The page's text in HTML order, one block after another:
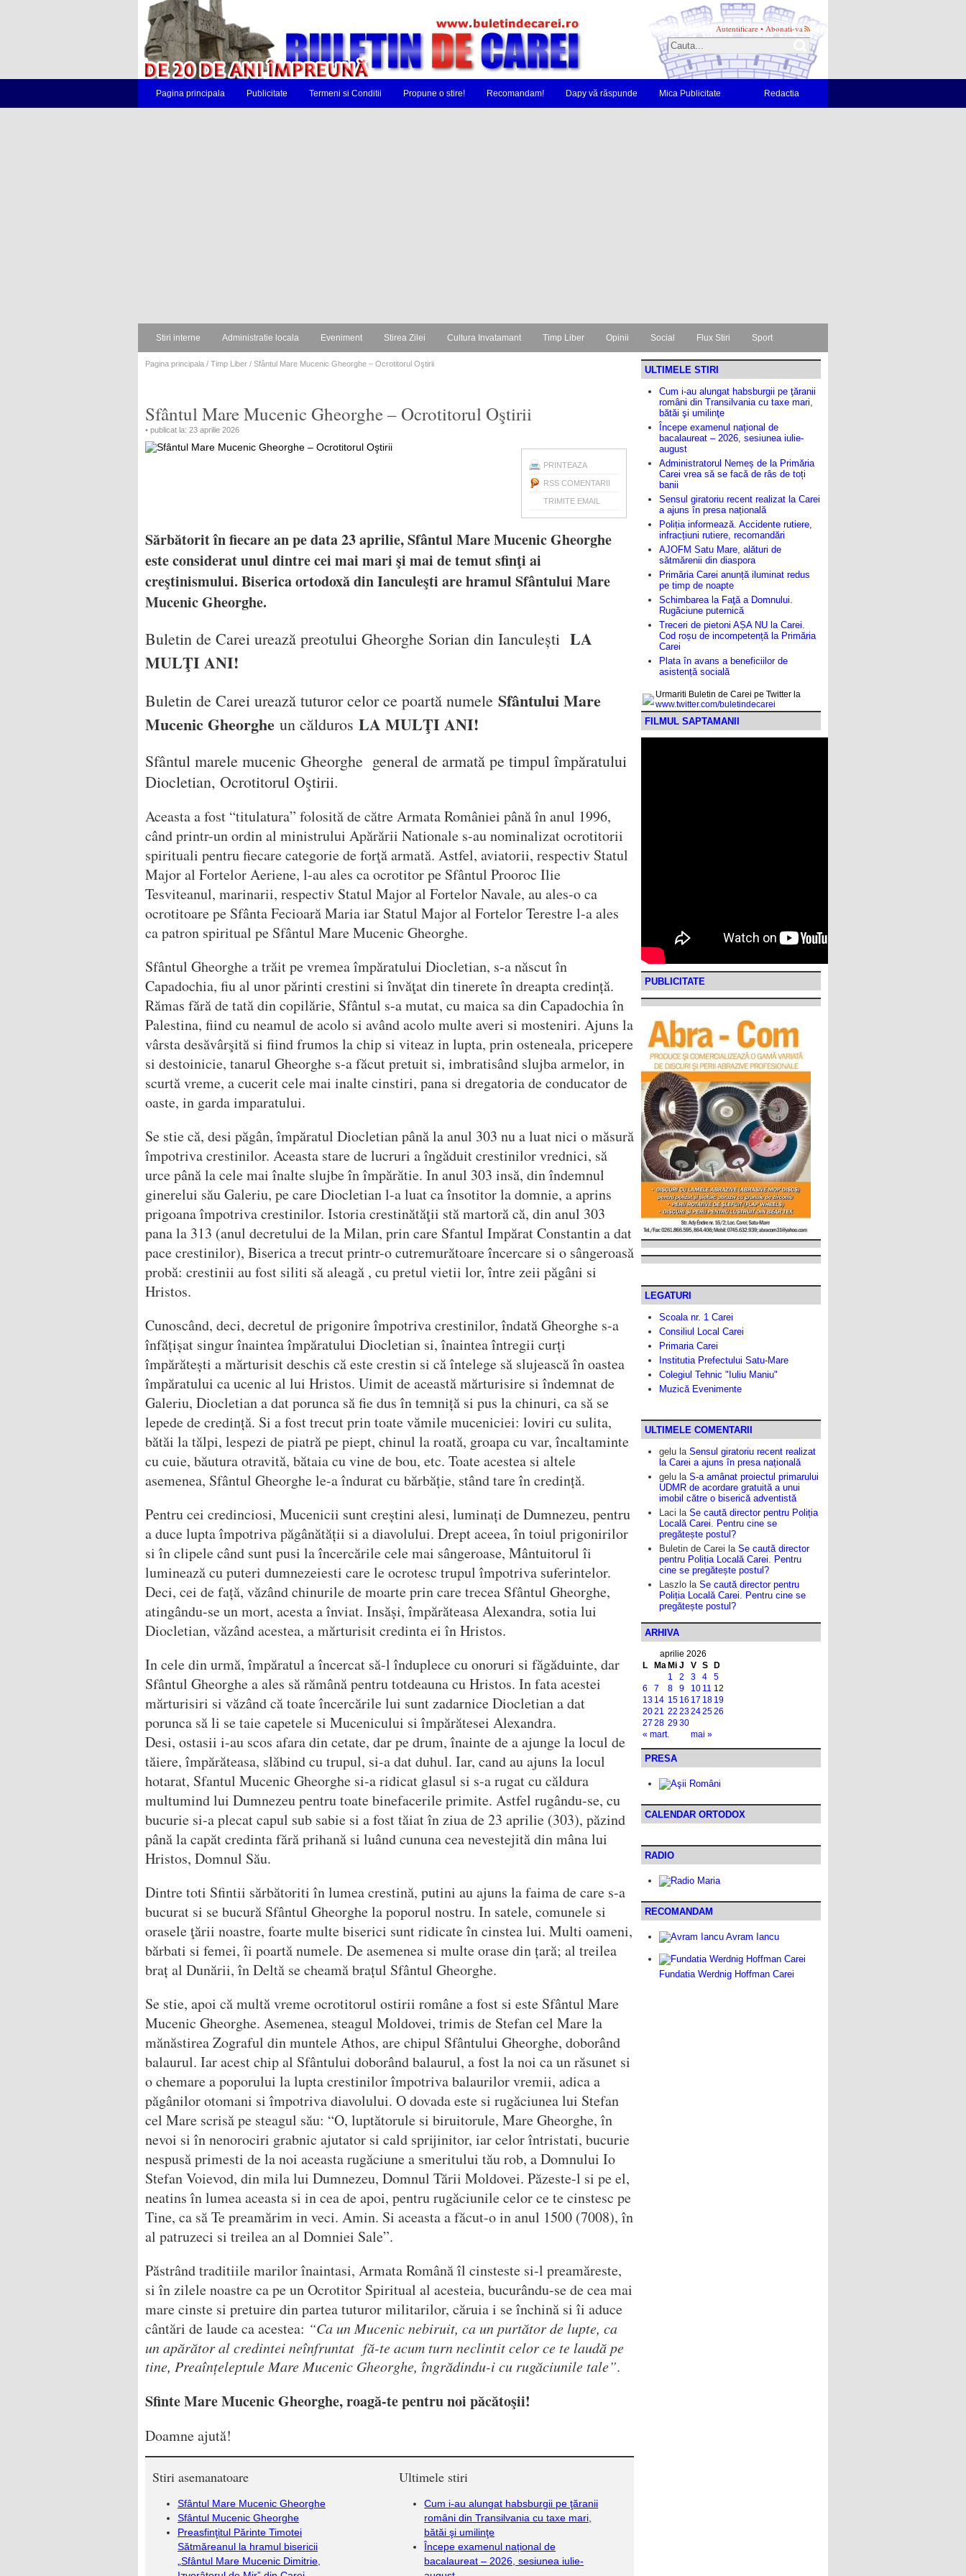
Autentificare • Abonati-va
Pagina principala Publicitate Termeni si Conditii Propune o stire! Recomandam! Dapy vă răspunde Mica Publicitate Redactia
Stiri interne Administratie locala Eveniment Stirea Zilei Cultura Invatamant Timp Liber Opinii Social Flux Stiri Sport
Pagina principala / Timp Liber / Sfântul Mare Mucenic Gheorghe – Ocrotitorul Oştirii
Sfântul Mare Mucenic Gheorghe – Ocrotitorul Oştirii
• publicat la: 23 aprilie 2026
PRINTEAZA
RSS COMENTARII
TRIMITE EMAIL
Sărbătorit în fiecare an pe data 23 aprilie, Sfântul Mare Mucenic Gheorghe
este considerat unul dintre cei mai mari şi mai de temut sfinţi ai
creştinismului. Biserica ortodoxă din Ianculeşti are hramul Sfântului Mare
Mucenic Gheorghe.
Buletin de Carei urează preotului Gheorghe Sorian din Ianculești LA
MULŢI ANI!
Buletin de Carei urează tuturor celor ce poartă numele Sfântului Mare
Mucenic Gheorghe un călduros LA MULŢI ANI!
Sfântul marele mucenic Gheorghe general de armată pe timpul împăratului
Diocletian, Ocrotitorul Oştirii.
Aceasta a fost “titulatura” folosită de către Armata României până în anul 1996,
când printr-un ordin al ministrului Apărării Nationale s-au nominalizat ocrotitorii
spirituali pentru fiecare categorie de forţă armată. Astfel, aviatorii, respectiv Statul
Major al Fortelor Aeriene, l-au ales ca ocrotitor pe Sfântul Prooroc Ilie
Tesviteanul, marinarii, respectiv Statul Major al Fortelor Navale, au ales-o ca
ocrotitoare pe Sfânta Fecioară Maria iar Statul Major al Fortelor Terestre l-a ales
ca patron spiritual pe Sfântul Mare Mucenic Gheorghe.
Sfântul Gheorghe a trăit pe vremea împăratului Diocletian, s-a născut în
Capadochia, fiu al unor părinti crestini si învăţat din tinerete în dreapta credință.
Rămas fără de tată din copilărie, Sfântul s-a mutat, cu maica sa din Capadochia în
Palestina, fiind cu neamul de acolo si având acolo multe averi si mosteniri. Ajuns la
vârsta desăvârşită si fiind frumos la chip si viteaz in lupta, prin osteneala, pricepere
si destoinicie, tanarul Gheorghe s-a făcut pretuit si, imbratisând slujba armelor, in
scurtă vreme, a cucerit cele mai inalte cinstiri, pana si dregatoria de conducator de
oaste, in garda imparatului.
Se stie că, desi păgân, împăratul Diocletian până la anul 303 nu a luat nici o măsură
împotriva crestinilor. Aceasta stare de lucruri a îngăduit crestinilor vrednici, să
urce până la cele mai înalte slujbe în împărătie. In anul 303 insă, din îndemnul
ginerelui său Galeriu, pe care Diocletian l-a luat ca însotitor la domnie, a aprins
prigoana împotriva crestinilor. Istoria crestinătăţii stă martoră că, din anul 303
pana la 313 (anul decretului de la Milan, prin care Sfantul Impărat Constantin a dat
pace crestinilor), Biserica a trecut printr-o cutremurătoare încercare si o sângeroasă
probă: crestinii au fost siliti să aleagă , cu pretul vietii lor, între zeii păgâni si
Hristos.
Cunoscând, deci, decretul de prigonire împotriva crestinilor, îndată Gheorghe s-a
înfățișat singur înaintea împăratului Diocletian si, înaintea întregii curți
împărătești a mărturisit deschis că este crestin si că întelege să slujească în oastea
împăratului ca ucenic al lui Hristos. Uimit de această mărturisire si îndemnat de
Galeriu, Diocletian a dat porunca să fie dus în temniță si pus la chinuri, ca să se
lepede de credință. Si a fost trecut prin toate vămile muceniciei: loviri cu sulita,
bătăi la tălpi, lespezi de piatră pe piept, chinul la roată, groapa cu var, încaltaminte
cu cuie, băutura otravită, bătaia cu vine de bou, etc. Toate acestea si altele
asemenea, Sfântul Gheorghe le-a îndurat cu bărbăție, stând tare în credință.
Pentru cei credinciosi, Mucenicii sunt creștini alesi, luminați de Dumnezeu, pentru
a duce lupta împotriva păgânătății si a diavolului. Drept aceea, în toiul prigonirilor
si în clipele când sunt pusi la încercările cele mai sângeroase, Mântuitorul îi
luminează cu puteri dumnezeiesti care le ocrotesc trupul împotriva suferintelor.
Deci, cei de față, văzând chinurile de moarte prin care trecea Sfântul Gheorghe,
atingându-se un mort, acesta a înviat. Insăși, împărăteasa Alexandra, sotia lui
Diocletian, văzând acestea, a mărturisit credinta ei în Hristos.
In cele din urmă, împăratul a încercat să-l înduplece cu onoruri si făgăduinte, dar
Sfântul Gheorghe a ales să rămână pentru totdeauna cu Hristos. In fata acestei
mărturisiri si văzând că toate încercările lui sunt zadarnice Diocletian a dat
porunca să li se taie capetele si Mucenicului si împărătesei Alexandra.
Desi, ostasii i-au scos afara din cetate, dar pe drum, înainte de a ajunge la locul de
tăiere, împărăteasa, slăbind cu trupul, si-a dat duhul. Iar, cand au ajuns la locul
hotarat, Sfantul Mucenic Gheorghe si-a ridicat glasul si s-a rugat cu căldura
multumind lui Dumnezeu pentru toate binefacerile primite. Astfel rugându-se, cu
bucurie si-a plecat capul sub sabie si a fost tăiat în ziua de 23 aprilie (303), păzind
până la capăt credinta fără prihană si luând cununa cea nevestejită din mâna lui
Hristos, Domnul Său.
Dintre toti Sfintii sărbătoriti în lumea crestină, putini au ajuns la faima de care s-a
bucurat si se bucură Sfântul Gheorghe la poporul nostru. In satele, comunele si
orasele ţării noastre, foarte multe biserici sunt ridicate în cinstea lui. Multi oameni,
bărbati si femei, îi poartă numele. De asemenea si multe orase din țară; al treilea
braț al Dunării, în Deltă se cheamă brațul Sfântul Gheorghe.
Se stie, apoi că multă vreme ocrotitorul ostirii române a fost si este Sfântul Mare
Mucenic Gheorghe. Asemenea, steagul Moldovei, trimis de Stefan cel Mare la
mănăstirea Zograful din muntele Athos, are chipul Sfântului Gheorghe, doborând
balaurul. Iar acest chip al Sfântului doborând balaurul, a fost la noi ca un răsunet si
o chemare a poporului la lupta crestinilor împotriva balaurilor vremii, adica a
păgânilor otomani si împotriva diavolului. O dovada este si rugăciunea lui Stefan
cel Mare scrisă pe steagul său: “O, luptătorule si biruitorule, Mare Gheorghe, în
nevoi si în nenorociri grabnic ajutator si cald sprijinitor, iar celor întristati, bucurie
nespusă primesti de la noi aceasta rugăciune a smeritului tău rob, a Domnului Io
Stefan Voievod, din mila lui Dumnezeu, Domnul Tării Moldovei. Păzeste-l si pe el,
neatins în lumea aceasta si in cea de apoi, pentru rugăciunile celor ce te cinstesc pe
Tine, ca să Te preamărim in veci. Amin. Si aceasta a făcut-o in anul 1500 (7008), în
al patruzeci si treilea an al Domniei Sale”.
Păstrând traditiile marilor înaintasi, Armata Română îl cinsteste si-l preamăreste,
si în zilele noastre ca pe un Ocrotitor Spiritual al acesteia, bucurându-se de cea mai
mare cinste si pretuire din partea tuturor militarilor, căruia i se închină si îi aduce
cântări de laude ca acestea: “Ca un Mucenic nebiruit, ca un purtător de lupte, ca
un apărător al credintei neînfruntat fă-te acum turn neclintit celor ce te laudă pe
tine, Preaînțeleptule Mare Mucenic Gheorghe, îngrădindu-i cu rugăciunile tale”.
Sfinte Mare Mucenic Gheorghe, roagă-te pentru noi păcătoşii!
Doamne ajută!
Stiri asemanatoare
Sfântul Mare Mucenic Gheorghe
Sfântul Mucenic Gheorghe
Preasfinţitul Părinte Timotei
Sătmăreanul la hramul bisericii
„Sfântul Mare Mucenic Dimitrie,
Ultimele stiri
Cum i-au alungat habsburgii pe ţăranii
români din Transilvania cu taxe mari,
bătăi şi umilinţe
Începe examenul național de
bacalaureat – 2026, sesiunea iulie-
ULTIMELE STIRI
Cum i-au alungat habsburgii pe ţăranii
români din Transilvania cu taxe mari,
bătăi şi umilinţe
Începe examenul național de
bacalaureat – 2026, sesiunea iulie-
august
Administratorul Nemeș de la Primăria
Carei vrea să se facă de râs de toți
banii
Sensul giratoriu recent realizat la Carei
a ajuns în presa națională
Poliția informează. Accidente rutiere,
infracțiuni rutiere, recomandări
AJOFM Satu Mare, alături de
sătmărenii din diaspora
Primăria Carei anunță iluminat redus
pe timp de noapte
Schimbarea la Faţă a Domnului.
Rugăciune puternică
Treceri de pietoni AȘA NU la Carei.
Cod roșu de incompetență la Primăria
Carei
Plata în avans a beneficiilor de
asistență socială
Urmariti Buletin de Carei pe Twitter la
www.twitter.com/buletindecarei
FILMUL SAPTAMANII
PUBLICITATE
LEGATURI
Scoala nr. 1 Carei
Consiliul Local Carei
Primaria Carei
Institutia Prefectului Satu-Mare
Colegiul Tehnic "Iuliu Maniu"
Muzică Evenimente
ULTIMELE COMENTARII
gelu la Sensul giratoriu recent realizat
la Carei a ajuns în presa națională
gelu la S-a amânat proiectul primarului
UDMR de acordare gratuită a unui
imobil către o biserică adventistă
Laci la Se caută director pentru Poliția
Locală Carei. Pentru cine se
pregătește postul?
Buletin de Carei la Se caută director
pentru Poliția Locală Carei. Pentru
cine se pregătește postul?
Laszlo la Se caută director pentru
Poliția Locală Carei. Pentru cine se
pregătește postul?
ARHIVA
aprilie 2026
L
Ma Mi J V S D
« mart. mai »
1 2 3 4
5
6
7 8 9 10 11 12
13 14 15 16 17 18 19
2021 22 23242526
27 28 2930
PRESA
CALENDAR ORTODOX
RADIO
RECOMANDAM
Avram Iancu
Fundatia Werdnig Hoffman Carei